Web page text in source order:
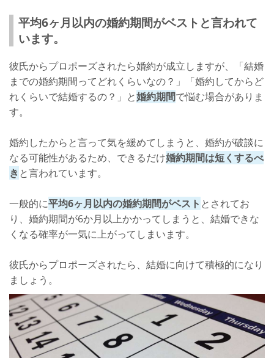
平均6ヶ月以内の婚約期間がベストと言われて
います。
彼氏からプロポーズされたら婚約が成立しますが、「結婚
までの婚約期間ってどれくらいなの？」「婚約してからど
れくらいで結婚するの？」と婚約期間で悩む場合がありま
す。
婚約したからと言って気を緩めてしまうと、婚約が破談に
なる可能性があるため、できるだけ婚約期間は短くするべ
きと言われています。
一般的に平均6ヶ月以内の婚約期間がベスト とされてお
り、婚約期間が6か月以上かかってしまうと、結婚できな
くなる確率が一気に上がってしまいます。
彼氏からプロポーズされたら、結婚に向けて積極的になり
ましょう。